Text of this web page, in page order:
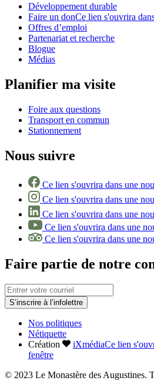
Développement durable
Faire un donCe lien s'ouvrira
Offres d’emploi
Partenariat et recherche
Blogue
Médias
Planifier ma visite
Foire aux questions
Transport en commun
Stationnement
Nous suivre
Ce lien s'ouvrira dans une
Ce lien s'ouvrira dans une
Ce lien s'ouvrira dans une
Ce lien s'ouvrira dans une
Ce lien s'ouvrira dans une
Faire partie de notre
S’inscrire à l’infolettre
Nos politiques
Nétiquette
Création
iXmédiaCe lien
fenêtre
© 2023 Le Monastère des Augustines.